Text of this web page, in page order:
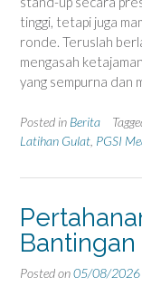
tinggi, tetapi juga
ronde. Teruslah
mengasah
yang sempurna dan
Posted in Berita
Latihan Gulat PGSI
Posted on05/08/2026